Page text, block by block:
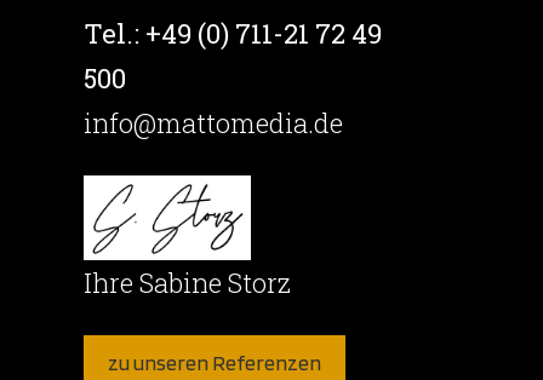
Tel.: +49 (0) 711-21 72 49
500
info@mattomedia.de
Ihre Sabine Storz
zu unseren Referenzen